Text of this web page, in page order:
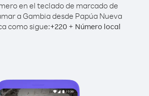
en el teclado de marcado de
a Gambia desde Papúa Nueva
como sigue:+220 + Número local